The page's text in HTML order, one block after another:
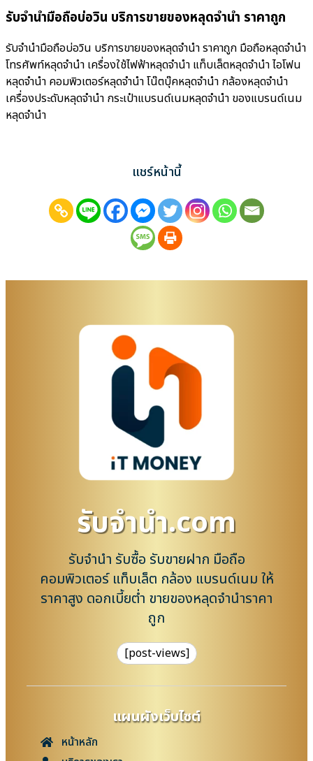
รับจำนำมือถือบ่อวิน บริการขายของหลุดจำนำ ราคาถูก
รับจำนำมือถือบ่อวิน บริการขายของหลุดจำนำ ราคาถูก มือถือหลุดจำนำ
โทรศัพท์หลุดจำนำ เครื่องใช้ไฟฟ้าหลุดจำนำ แท็บเล็ตหลุดจำนำ ไอโฟน
หลุดจำนำ คอมพิวเตอร์หลุดจำนำ โน๊ตบุ๊คหลุดจำนำ กล้องหลุดจำนำ
เครื่องประดับหลุดจำนำ กระเป๋าแบรนด์เนมหลุดจำนำ ของแบรนด์เนม
หลุดจำนำ
แชร์หน้านี้
รับจํานํา.com
รับจำนำ รับซื้อ รับขายฝาก มือถือ
คอมพิวเตอร์ แท็บเล็ต กล้อง แบรนด์เนม ให้
ราคาสูง ดอกเบี้ยต่ำ ขายของหลุดจำนำราคา
ถูก
[post-views]
แผนผังเว็บไซต์
หน้าหลัก